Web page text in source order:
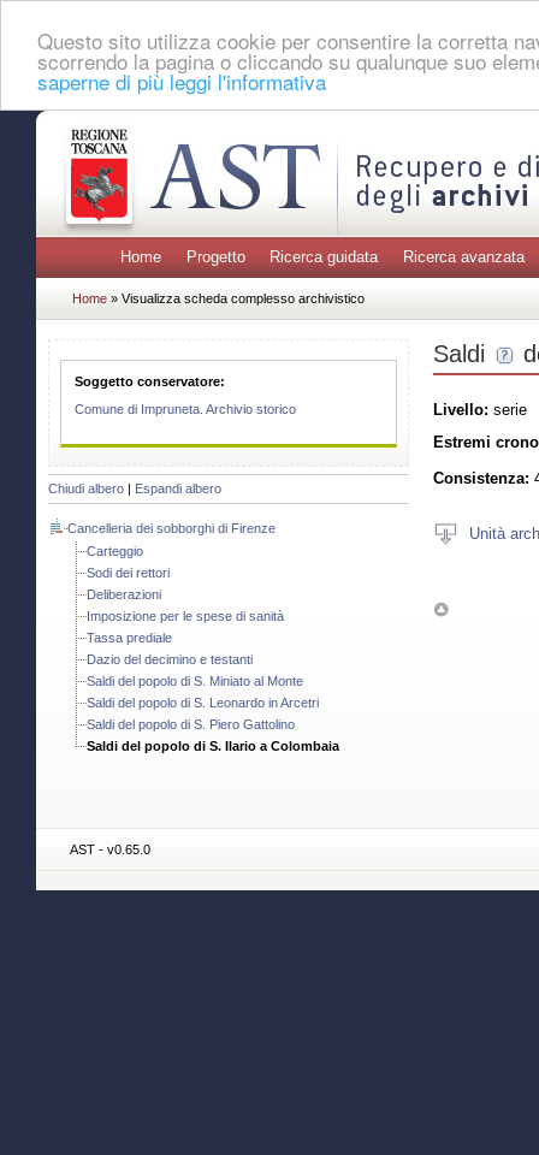
Questo sito utilizza cookie per consentire la corretta
scorrendo la pagina o cliccando su qualunque suo
saperne di più leggi l'informativa
Home Progetto Ricerca guidata Ricerca avanzata
Home » Visualizza scheda complesso archivistico
Soggetto conservatore:
Comune di Impruneta. Archivio storico
Chiudi albero Espandi albero
Cancelleria dei sobborghi di Firenze
Carteggio
Sodi dei rettori
Deliberazioni
Imposizione per le spese di sanità
Tassa prediale
Dazio del decimino e testanti
Saldi del popolo di S. Miniato al Monte
Saldi del popolo di S. Leonardo in Arcetri
Saldi del popolo di S. Piero Gattolino
Saldi del popolo di S. Ilario a Colombaia
Saldi
Livello: serie
Estremi
Consistenza:
Unità
AST - v0.65.0